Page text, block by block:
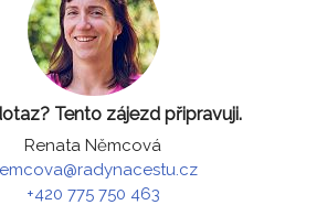
Tento zájezd připravuji.
Renata Němcová
+420 775 750 463